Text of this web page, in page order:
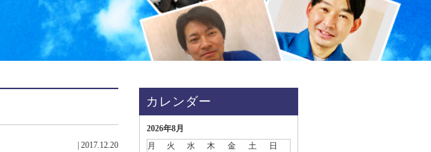
2017.12.20
カレンダー
2026年8月
月
火 水 木 金 土
日